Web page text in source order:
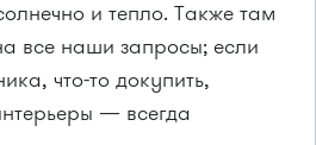
и тепло. Также там
все наши запросы; если
что-то докупить,
— всегда